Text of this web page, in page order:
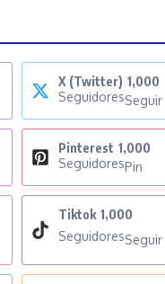
X (Twitter) 1,000
SeguidoresSeguir
Pinterest 1,000
SeguidoresPin
Tiktok 1,000
SeguidoresSeguir